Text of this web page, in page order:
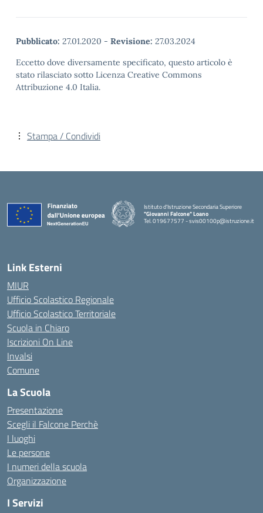
Pubblicato: 27.01.2020 - Revisione: 27.03.2024
Eccetto dove diversamente specificato, questo articolo è
stato rilasciato sotto Licenza Creative Commons
Attribuzione 4.0 Italia.
Stampa / Condividi
Istituto d'Istruzione Secondaria Superiore
"Giovanni Falcone" Loano
Tel. 019677577 - svis00100p@istruzione.it
— Visita la pagina iniziale della scuola
Link Esterni
MIUR
Ufficio Scolastico Regionale
Ufficio Scolastico Territoriale
Scuola in Chiaro
Iscrizioni On Line
Invalsi
Comune
La Scuola
Presentazione
Scegli il Falcone Perchè
I luoghi
Le persone
I numeri della scuola
Organizzazione
I Servizi